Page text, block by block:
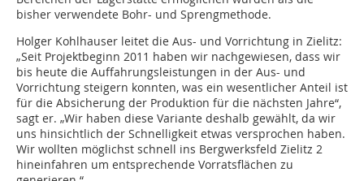
bisher verwendete Bohr- und Sprengmethode.
Holger Kohlhauser leitet die Aus- und Vorrichtung in Zielitz:
„Seit Projektbeginn 2011 haben wir nachgewiesen, dass wir
bis heute die Auffahrungsleistungen in der Aus- und
Vorrichtung steigern konnten, was ein wesentlicher Anteil ist
für die Absicherung der Produktion für die nächsten Jahre“,
sagt er. „Wir haben diese Variante deshalb gewählt, da wir
uns hinsichtlich der Schnelligkeit etwas versprochen haben.
Wir wollten möglichst schnell ins Bergwerksfeld Zielitz 2
hineinfahren um entsprechende Vorratsflächen zu